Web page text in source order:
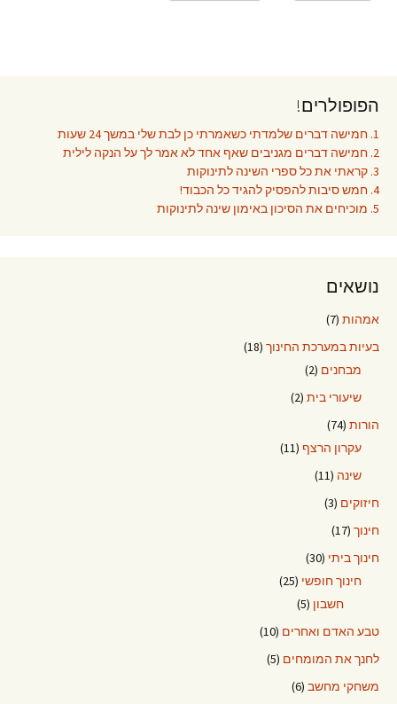
הפופולרים!
1. חמישה דברים שלמדתי כשאמרתי כן לבת שלי במשך 24 שעות
2. חמישה דברים מגניבים שאף אחד לא אמר לך על הנקה לילית
3. קראתי את כל ספרי השינה לתינוקות
4. חמש סיבות להפסיק להגיד כל הכבוד!
5. מוכיחים את הסיכון באימון שינה לתינוקות
נושאים
אמהות (7)
בעיות במערכת החינוך (18)
מבחנים (2)
שיעורי בית (2)
הורות (74)
עקרון הרצף (11)
שינה (11)
חיזוקים (3)
חינוך (17)
חינוך ביתי (30)
חינוך חופשי (25)
חשבון (5)
טבע האדם ואחרים (10)
לחנך את המומחים (5)
משחקי מחשב (6)